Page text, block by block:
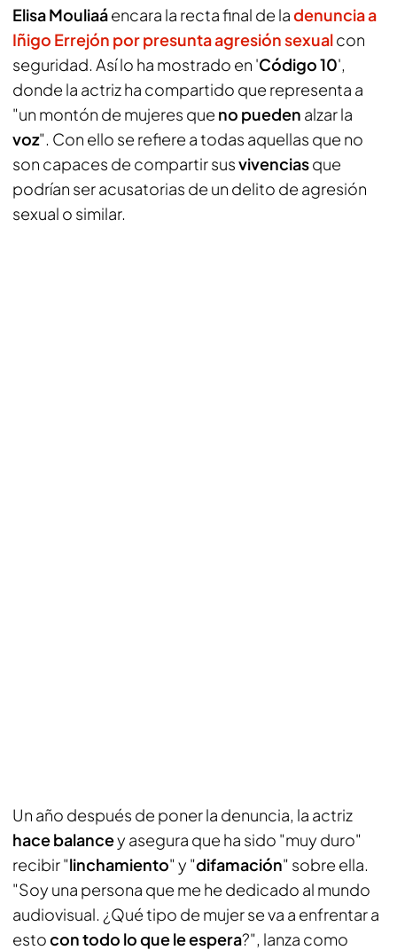
Elisa Mouliaáencara la recta final de ladenuncia a
Iñigo Errejón por presunta agresión sexualcon
seguridad. Así lo ha mostrado en 'Código 10',
donde la actriz ha compartido que representa a
"un montón de mujeres que no pueden alzar la
voz". Con ello se refiere a todas aquellas que no
son capaces de compartir susvivenciasque
podrían ser acusatorias de un delito de agresión
sexual o similar.
Un año después de poner la denuncia, la actriz
hace balancey asegura que ha sido "muy duro"
recibir "linchamiento" y "difamación" sobre ella.
"Soy una persona que me he dedicado al mundo
audiovisual. ¿Qué tipo de mujer se va a enfrentar a
estocon todo lo que le espera?", lanza como